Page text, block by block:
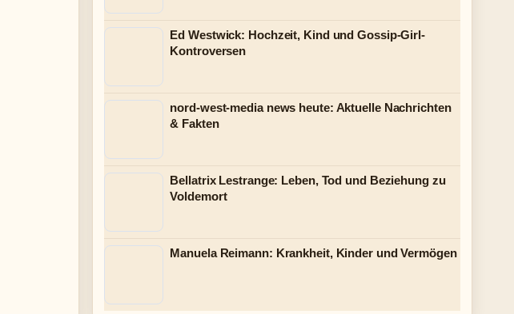
Ed Westwick: Hochzeit, Kind und Gossip-Girl-
Kontroversen
nord-west-media news heute: Aktuelle Nachrichten
& Fakten
Bellatrix Lestrange: Leben, Tod und Beziehung zu
Voldemort
Manuela Reimann: Krankheit, Kinder und Vermögen